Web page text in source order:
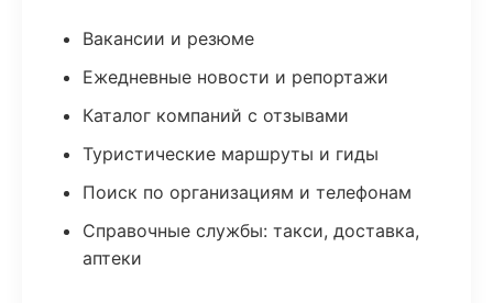
Вакансии и резюме
Ежедневные новости и репортажи
Каталог компаний с отзывами
Туристические маршруты и гиды
Поиск по организациям и телефонам
Справочные службы: такси, доставка,
аптеки